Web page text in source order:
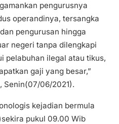
pengurusnya
operandinya, tersangka
pengurusan hingga
negeri tanpa dilengkapi
pelabuhan ilegal atau tikus,
gaji yang besar,”
Senin(07/06/2021).
kejadian bermula
pukul 09.00 Wib